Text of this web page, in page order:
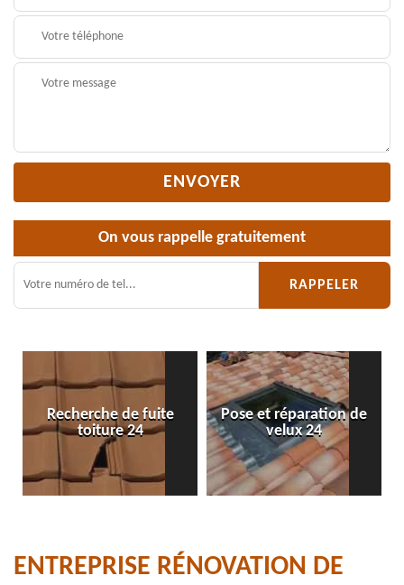
On vous rappelle gratuitement
Recherche de fuite
toiture 24
Pose et réparation de
velux 24
ENTREPRISE RÉNOVATION DE